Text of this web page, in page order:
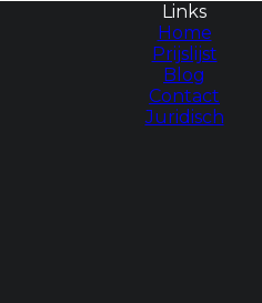
Links
Home
Prijslijst
Blog
Contact
Juridisch